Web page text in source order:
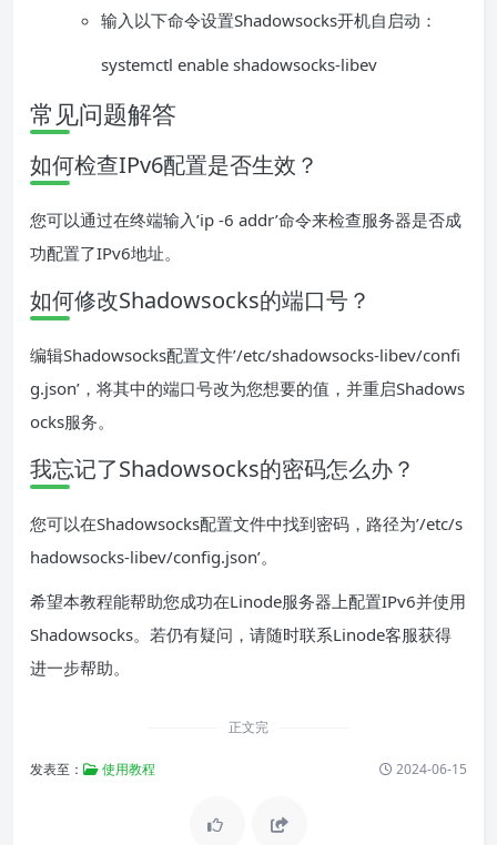
输入以下命令设置Shadowsocks开机自启动：
systemctl enable shadowsocks-libev
常见问题解答
如何检查IPv6配置是否生效？
您可以通过在终端输入’ip -6 addr’命令来检查服务器是否成
功配置了IPv6地址。
如何修改Shadowsocks的端口号？
编辑Shadowsocks配置文件’/etc/shadowsocks-libev/confi
g.json’，将其中的端口号改为您想要的值，并重启Shadows
ocks服务。
我忘记了Shadowsocks的密码怎么办？
您可以在Shadowsocks配置文件中找到密码，路径为’/etc/s
hadowsocks-libev/config.json’。
希望本教程能帮助您成功在Linode服务器上配置IPv6并使用
Shadowsocks。若仍有疑问，请随时联系Linode客服获得
进一步帮助。
正文完
发表至： 使用教程 2024-06-15